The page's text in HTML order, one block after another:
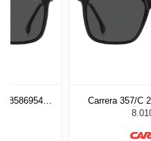
8586954
Carrera 357/C
Unisex